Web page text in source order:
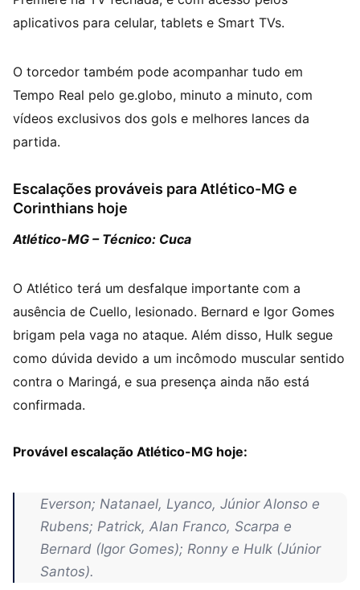
aplicativos para celular, tablets e Smart TVs.
O torcedor também pode acompanhar tudo em
Tempo Real pelo ge.globo, minuto a minuto, com
vídeos exclusivos dos gols e melhores lances da
partida.
Escalações prováveis para Atlético-MG e
Corinthians hoje
Atlético-MG – Técnico: Cuca
O Atlético terá um desfalque importante com a
ausência de Cuello, lesionado. Bernard e Igor Gomes
brigam pela vaga no ataque. Além disso, Hulk segue
como dúvida devido a um incômodo muscular sentido
contra o Maringá, e sua presença ainda não está
confirmada.
Provável escalação Atlético-MG hoje:
Everson; Natanael, Lyanco, Júnior Alonso e
Rubens; Patrick, Alan Franco, Scarpa e
Bernard (Igor Gomes); Ronny e Hulk (Júnior
Santos).